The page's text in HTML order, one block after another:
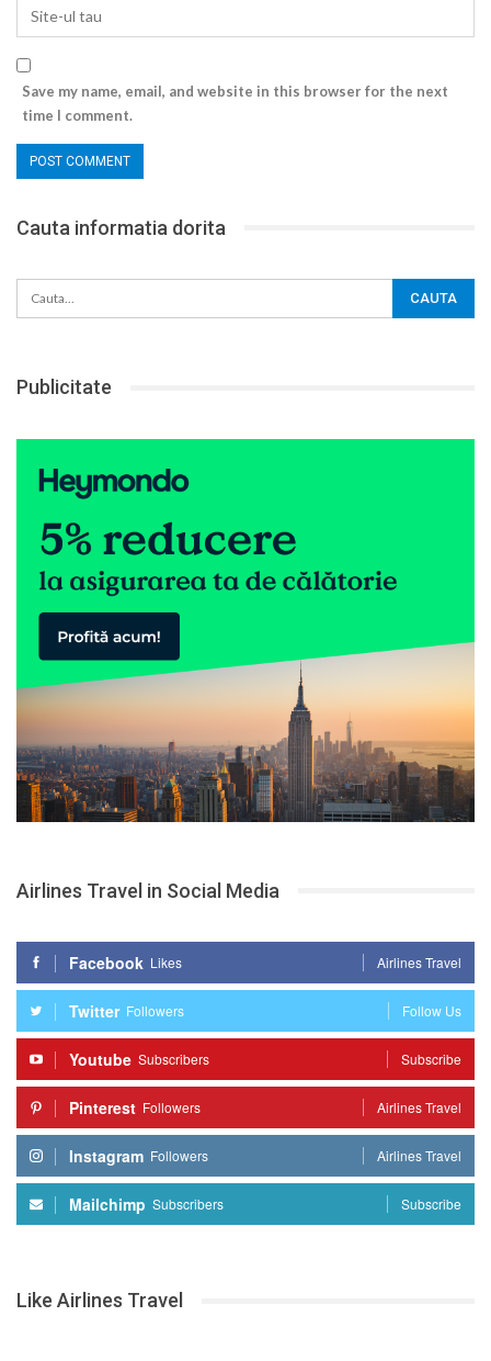
Save my name, email, and website in this browser for the next
time I comment.
Cauta informatia dorita
Publicitate
Airlines Travel in Social Media
Facebook Likes Airlines Travel
Twitter Followers Follow Us
Youtube Subscribers Subscribe
Pinterest Followers Airlines Travel
Instagram Followers Airlines Travel
Mailchimp Subscribers Subscribe
Like Airlines Travel